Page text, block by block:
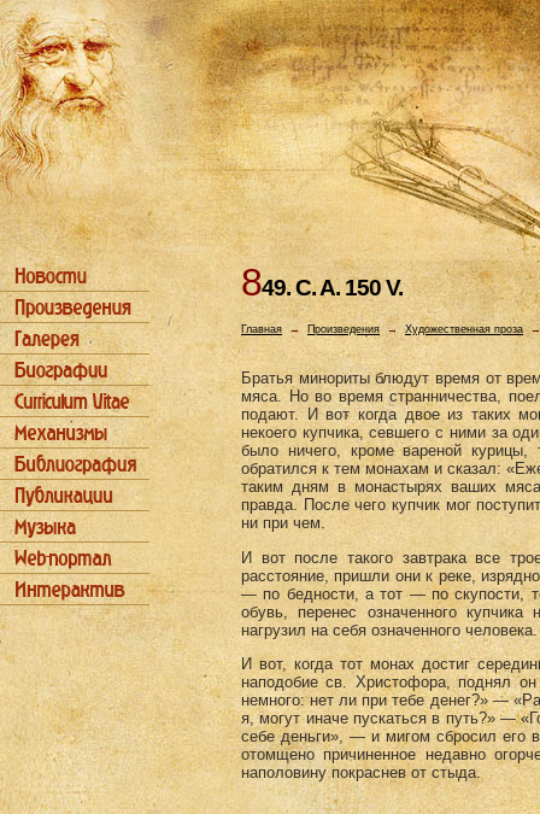
849. C. A. 150 V.
Главная→ Произведения → Художественная проза
Братья минориты блюдут время от
мяса. Но во время странниче­ства,
подают. И вот когда двое из таких
некоего купчи­ка, севшего с ними за
было ничего, кроме вареной
обратился к тем монахам и сказал:
таким дням в монастырях ва­ших
правда. После чего купчик мог
ни при чем.
И вот после такого завтрака все
расстояние, пришли они к реке,
— по бедности, а тот — по скупости,
обувь, перенес оз­наченного
нагрузил на себя означенного человека.
И вот, когда тот монах достиг
наподобие св. Христофора, поднял
немного: нет ли при тебе денег?» —
я, могут иначе пускаться в путь?» —
себе деньги», — и мигом сбросил его
отомщено причиненное не­давно
наполовину покраснев от стыда.